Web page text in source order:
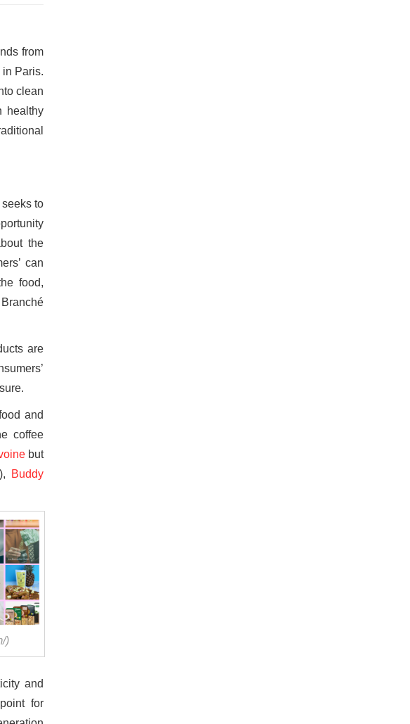
from
Paris.
clean
healthy
to
the
can
food,
are
and
coffee
but
Buddy
)
and
for